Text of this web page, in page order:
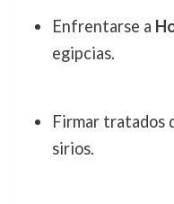
Enfrentarse a
egipcias.
Firmar tratados
sirios.